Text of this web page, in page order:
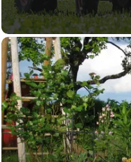
Urlaub auf dem
finden: ✓ für
den